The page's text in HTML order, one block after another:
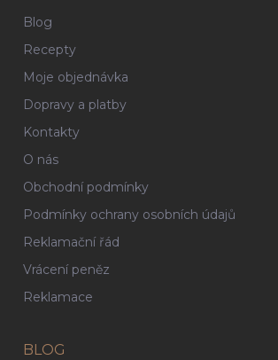
Blog
Recepty
Moje objednávka
Dopravy a platby
Kontakty
O nás
Obchodní podmínky
Podmínky ochrany osobních údajů
Reklamační řád
Vrácení peněz
Reklamace
BLOG